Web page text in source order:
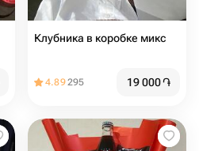
Клубника в коробке микс
4.89295 19 000֏